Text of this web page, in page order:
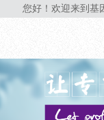
您好！欢迎来到基